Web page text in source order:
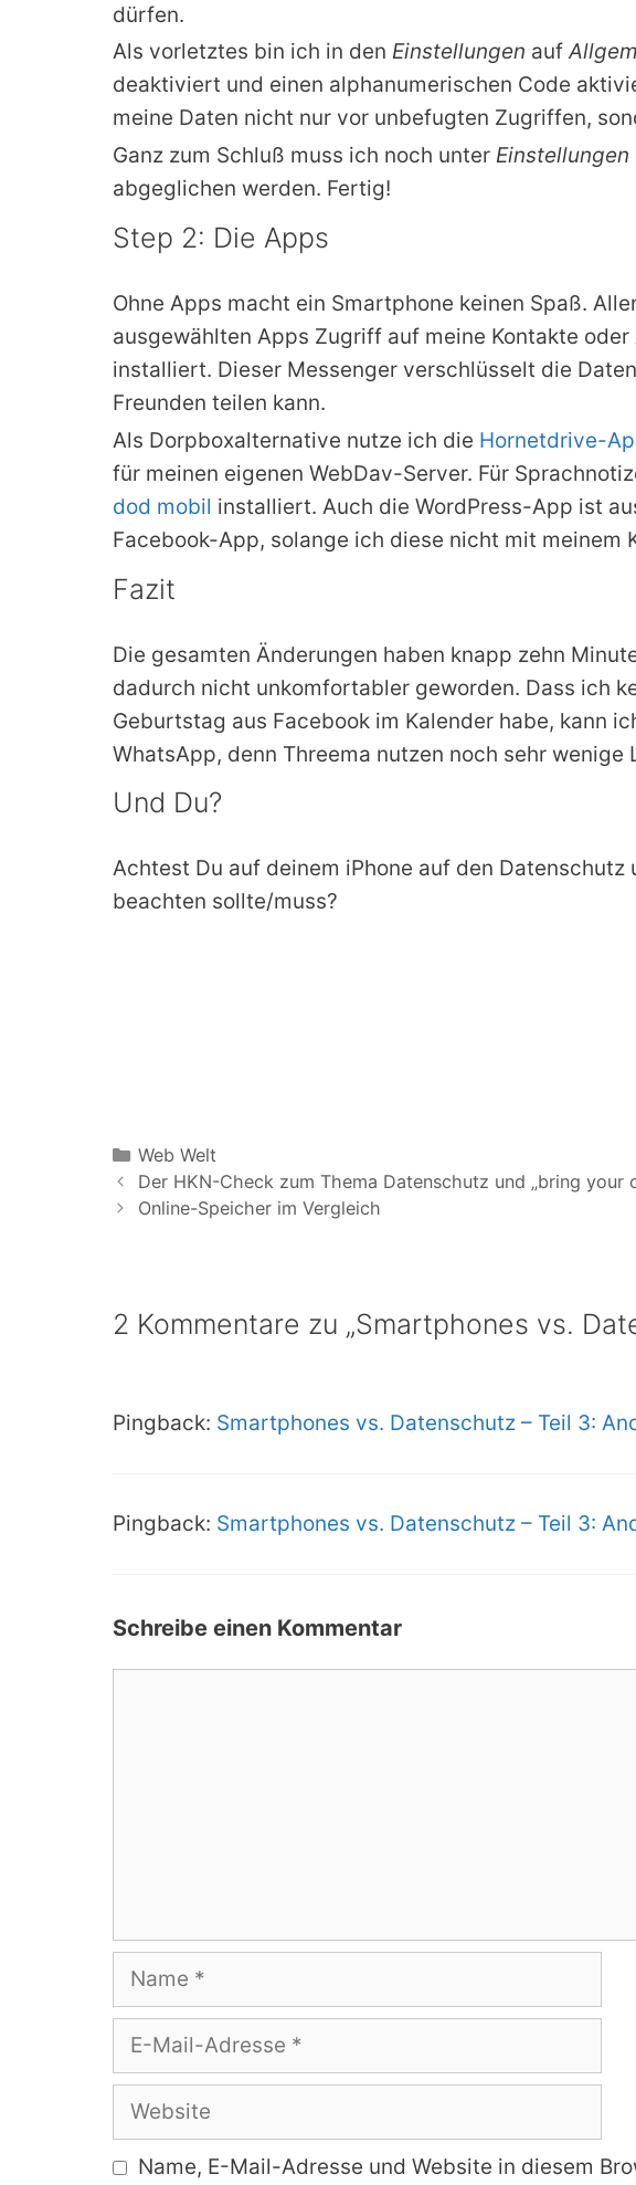
dürfen.
Als vorletztes bin ich in den Einstellungen auf
deaktiviert und einen alphanumerischen Code
meine Daten nicht nur vor unbefugten Zugriffen,
Ganz zum Schluß muss ich noch unter Einstellungen
abgeglichen werden. Fertig!
Step 2: Die Apps
Ohne Apps macht ein Smartphone keinen Spaß.
ausgewählten Apps Zugriff auf meine Kontakte
installiert. Dieser Messenger verschlüsselt die
Freunden teilen kann.
Als Dorpboxalternative nutze ich die Hornetdrive-
für meinen eigenen WebDav-Server. Für
dod mobil installiert. Auch die WordPress-App ist
Facebook-App, solange ich diese nicht mit meinem
Fazit
Die gesamten Änderungen haben knapp zehn
dadurch nicht unkomfortabler geworden. Dass ich
Geburtstag aus Facebook im Kalender habe, kann
WhatsApp, denn Threema nutzen noch sehr
Und Du?
Achtest Du auf deinem iPhone auf den
beachten sollte/muss?
Kategorien
Web Welt
Der HKN-Check zum Thema Datenschutz und „bring your
Online-Speicher im Vergleich
2 Kommentare zu „Smartphones vs.
Pingback: Smartphones vs. Datenschutz – Teil 3:
Pingback: Smartphones vs. Datenschutz – Teil 3:
Schreibe einen Kommentar
Name
E-
Mail-
Adresse
Website
Name, E-Mail-Adresse und Website in diesem